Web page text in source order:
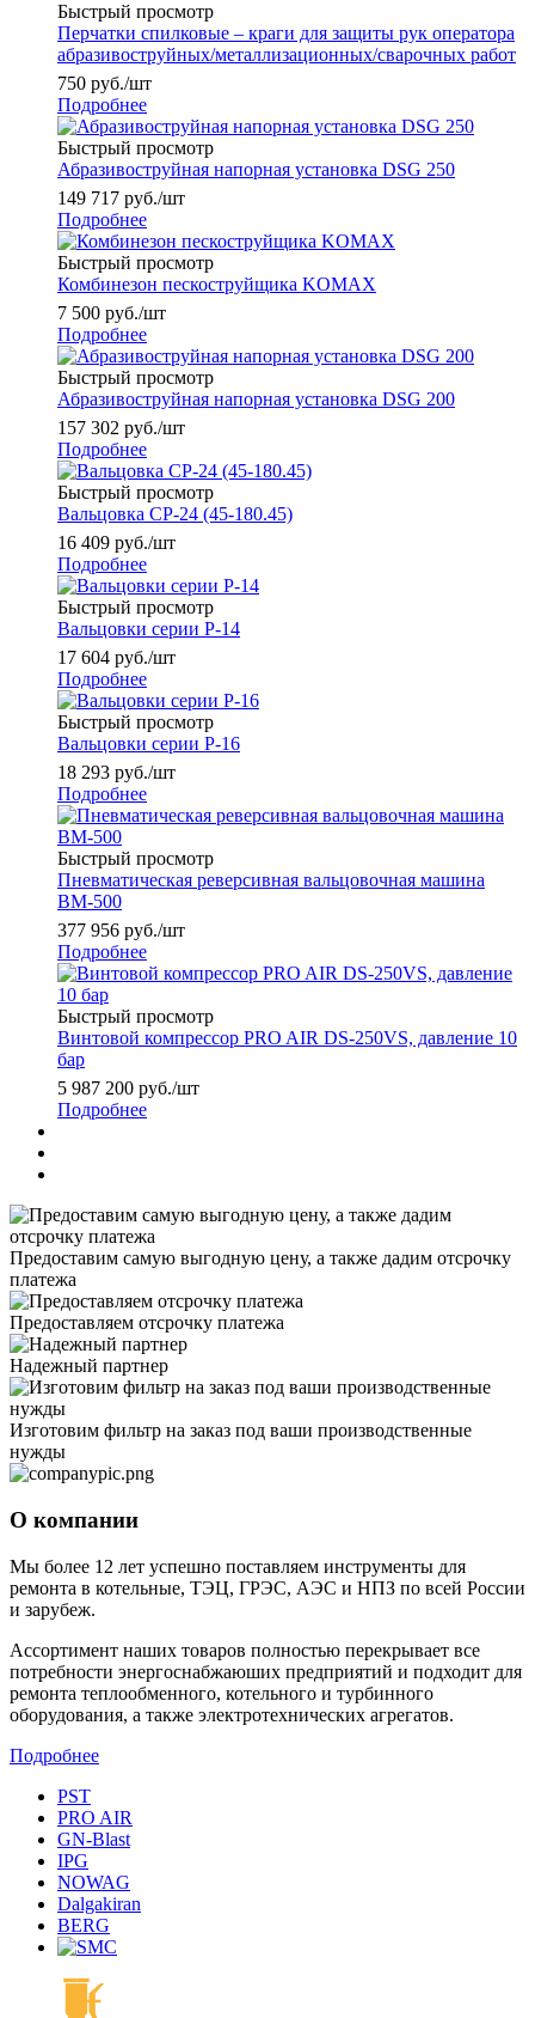
Быстрый просмотр
Перчатки спилковые – краги для защиты рук оператора
абразивоструйных/металлизационных/сварочных работ
750 руб./шт
Подробнее
Быстрый просмотр
Абразивоструйная напорная установка DSG 250
149 717 руб./шт
Подробнее
Быстрый просмотр
Комбинезон пескоструйщика KOMAX
7 500 руб./шт
Подробнее
Быстрый просмотр
Абразивоструйная напорная установка DSG 200
157 302 руб./шт
Подробнее
Быстрый просмотр
Вальцовка СР-24 (45-180.45)
16 409 руб./шт
Подробнее
Быстрый просмотр
Вальцовки серии Р-14
17 604 руб./шт
Подробнее
Быстрый просмотр
Вальцовки серии Р-16
18 293 руб./шт
Подробнее
Быстрый просмотр
Пневматическая реверсивная вальцовочная машина
ВМ-500
377 956 руб./шт
Подробнее
Быстрый просмотр
Винтовой компрессор PRO AIR DS-250VS, давление 10
бар
5 987 200 руб./шт
Подробнее
Предоставим самую выгодную цену, а также дадим отсрочку
платежа
Предоставляем отсрочку платежа
Надежный партнер
Изготовим фильтр на заказ под ваши производственные
нужды
О компании
Мы более 12 лет успешно поставляем инструменты для
ремонта в котельные, ТЭЦ, ГРЭС, АЭС и НПЗ по всей России
и зарубеж.
Ассортимент наших товаров полностью перекрывает все
потребности энергоснабжаюших предприятий и подходит для
ремонта теплообменного, котельного и турбинного
оборудования, а также электротехнических агрегатов.
Подробнее
PST
PRO AIR
GN-Blast
IPG
NOWAG
Dalgakiran
BERG